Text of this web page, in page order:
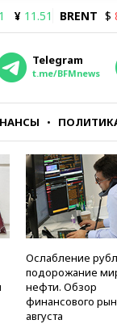
¥ 11.51 BRENT $
Telegram
t.me/BFMnews
Ослабление
подорожание
нефти. Обзор
финансового
августа